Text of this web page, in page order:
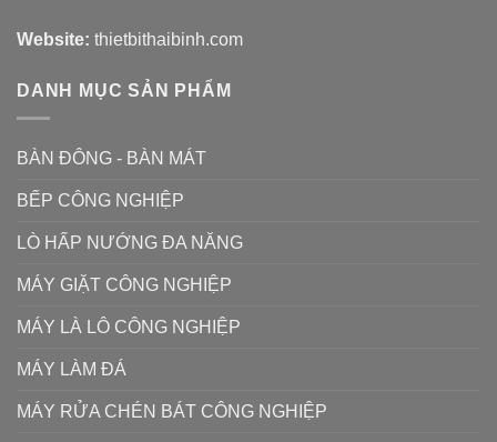
Website: thietbithaibinh.com
DANH MỤC SẢN PHẨM
BÀN ĐÔNG - BÀN MÁT
BẾP CÔNG NGHIỆP
LÒ HẤP NƯỚNG ĐA NĂNG
MÁY GIẶT CÔNG NGHIỆP
MÁY LÀ LÔ CÔNG NGHIỆP
MÁY LÀM ĐÁ
MÁY RỬA CHÉN BÁT CÔNG NGHIỆP